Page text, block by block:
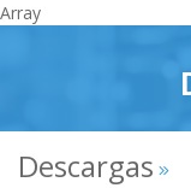
Array
Descargas